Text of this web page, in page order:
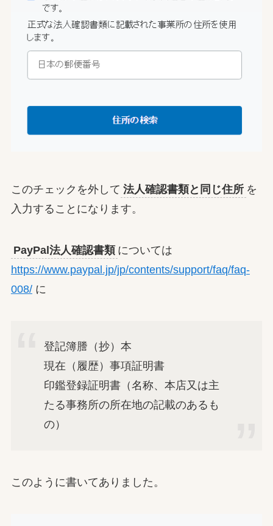
このチェックを外して 法人確認書類と同じ住所 を
入力することになります。
PayPal法人確認書類 については
https://www.paypal.jp/jp/contents/support/faq/faq-
008/に
登記簿謄（抄）本
現在（履歴）事項証明書
印鑑登録証明書（名称、本店又は主
たる事務所の所在地の記載のあるも
の）
このように書いてありました。